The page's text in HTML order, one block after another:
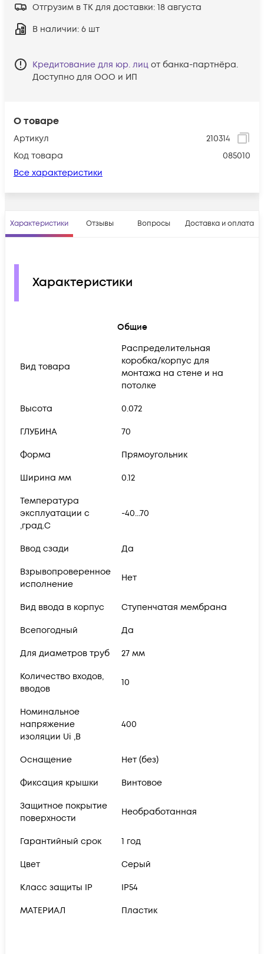
О товаре
Артикул
210314
Код товара
085010
Все характеристики
Отгрузим в ТК для доставки: 18 августа
В наличии: 6 шт
Кредитование для юр. лиц от банка-партнёра.
Доступно для ООО и ИП
Характеристики Отзывы Вопросы Доставка и оплата
Характеристики
Общие
Вид товара
Распределительная
коробка/корпус для
монтажа на стене и на
потолке
Высота 0.072
ГЛУБИНА 70
Форма Прямоугольник
Ширина мм 0.12
Температура
эксплуатации с
,град.C
-40...70
Ввод сзади Да
Взрывопроверенное
исполнение
Нет
Вид ввода в корпус Ступенчатая мембрана
Всепогодный Да
Для диаметров труб 27 мм
Количество входов,
вводов
10
Номинальное
напряжение
изоляции Ui ,В
400
Оснащение Нет (без)
Фиксация крышки Винтовое
Защитное покрытие
поверхности
Необработанная
Гарантийный срок 1 год
Цвет Серый
Класс защиты IP IP54
МАТЕРИАЛ Пластик